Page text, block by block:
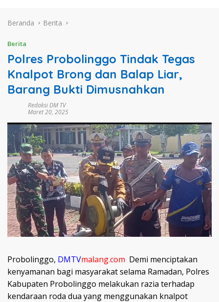
Beranda Berita
Berita
Polres Probolinggo Tindak Tegas
Knalpot Brong dan Balap Liar,
Barang Bukti Dimusnahkan
Redaksi DM TV
Maret 20, 2025
Probolinggo, DMTVmalang.com Demi menciptakan
kenyamanan bagi masyarakat selama Ramadan, Polres
Kabupaten Probolinggo melakukan razia terhadap
kendaraan roda dua yang menggunakan knalpot